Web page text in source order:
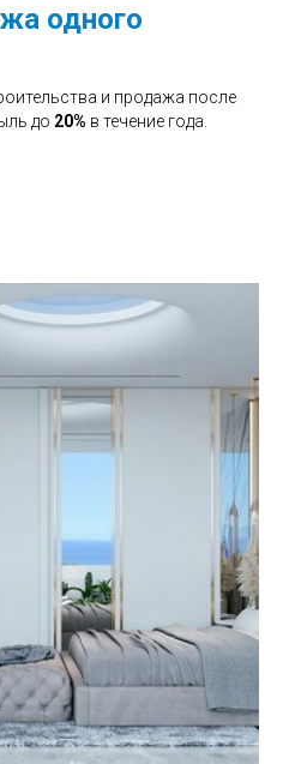
одного
и продажа после
до 20% в течение года.